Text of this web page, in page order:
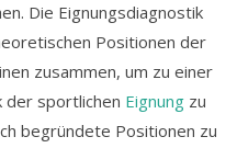
Die Eignungsdiagnostik
Positionen der
zusammen, um zu einer
der sportlichen Eignung zu
begründete Positionen zu